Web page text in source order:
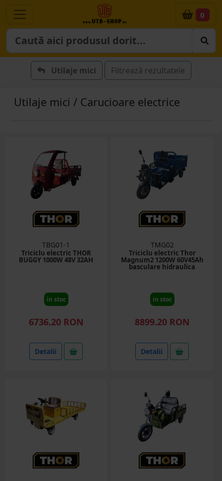
0
Utilaje mici Filtrează rezultatele
Utilaje mici / Carucioare electrice
TBG01-1
Triciclu electric THOR
BUGGY 1000W 48V 32AH
in stoc
6736.20 RON
Detalii
TMG02
Triciclu electric Thor
Magnum2 1200W 60V45Ah
basculare hidraulica
in stoc
8899.20 RON
Detalii